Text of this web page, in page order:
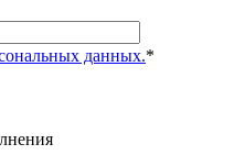
данных.*